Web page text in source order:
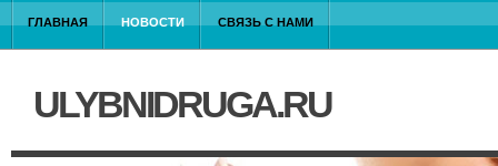
ГЛАВНАЯ НОВОСТИ СВЯЗЬ С НАМИ
ULYBNIDRUGA.RU